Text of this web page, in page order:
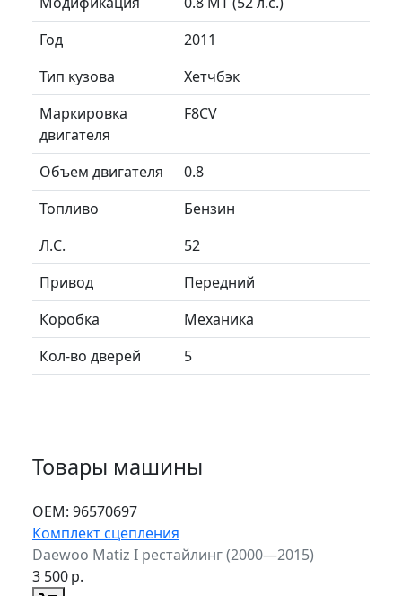
Год
2011
Тип кузова
Хетчбэк
Маркировка
двигателя
F8CV
Объем двигателя
0.8
Топливо
Бензин
Л.C.
52
Привод
Передний
Коробка
Механика
Кол-во дверей
5
Товары машины
ОЕМ: 96570697
Комплект сцепления
Daewoo Matiz I рестайлинг (2000—2015)
3 500р.